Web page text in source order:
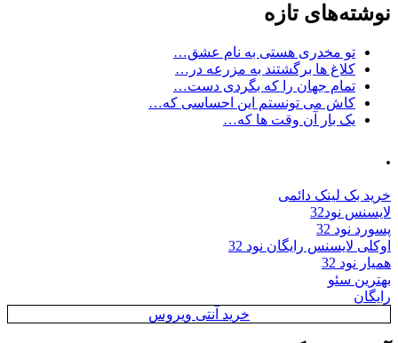
نوشته‌های تازه
تو مخدری هستی به نام عشق…
کلاغ ها برگشتند به مزرعه در…
تمام جهان را که بگردی دست…
کاش می تونستم این احساسی که…
یک بار آن وقت ها که…
.
خرید بک لینک دائمی
لایسنس نود32
پسورد نود 32
اوکلی لایسنس رایگان نود 32
همیار نود 32
بهترین سئو
رایگان
خرید آنتی ویروس